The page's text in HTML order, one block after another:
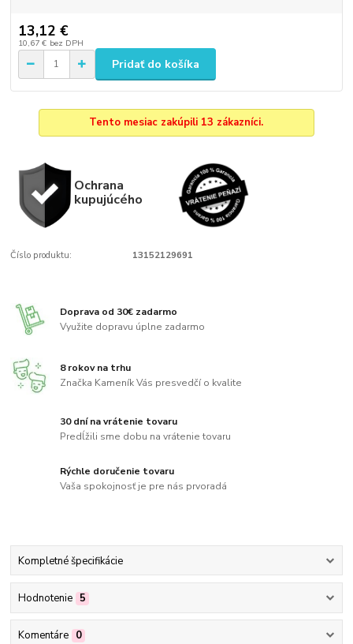
13,12 €
10,67 € bez DPH
Pridať do košíka
Tento mesiac zakúpili 13 zákazníci.
Ochrana
kupujúcého
Číslo produktu: 13152129691
Doprava od 30€ zadarmo
Využite dopravu úplne zadarmo
8 rokov na trhu
Značka Kameník Vás presvedčí o kvalite
30 dní na vrátenie tovaru
Predĺžili sme dobu na vrátenie tovaru
Rýchle doručenie tovaru
Vaša spokojnosť je pre nás prvoradá
Kompletné špecifikácie
Hodnotenie 5
Komentáre 0